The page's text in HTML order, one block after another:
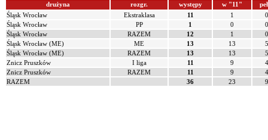
drużyna rozgr. występy w "11"
Śląsk Wrocław
Ekstraklasa 11 1
0
Śląsk Wrocław
PP 1 0
0
Śląsk Wrocław
RAZEM 12 1
0
Śląsk Wrocław (ME)
ME 13 13
5
Śląsk Wrocław (ME)
RAZEM 13 13
5
Znicz Pruszków
I liga 11 9
4
Znicz Pruszków
RAZEM 11 9
4
RAZEM
36 23 9